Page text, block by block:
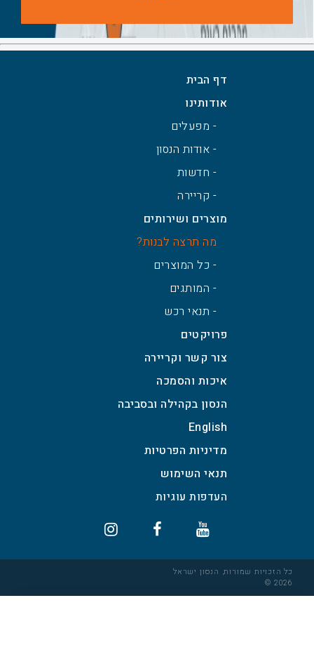
בטון סופר על איטום גבישי
בטון מובא מסוג ב 30- ומעלה בעל
דף הבית
אודותינו
- מפעלים
- אודות הנסון
- חדשות
- קריירה
מוצרים ושירותים
מה תרצה לבנות?
- כל המוצרים
- המותגים
- תנאי רכש
פרויקטים
צור קשר וקריירה
איכות והסמכה
הנסון בקהילה ובסביבה
English
מדיניות הפרטיות
תנאי השימוש
כל הזכויות שמורות, הנסון ישראל
2026 ©